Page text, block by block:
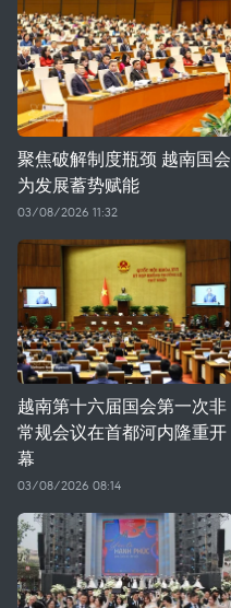
聚焦破解制度瓶颈 越南国会
为发展蓄势赋能
03/08/2026 11:32
越南第十六届国会第一次非
常规会议在首都河内隆重开
幕
03/08/2026 08:14